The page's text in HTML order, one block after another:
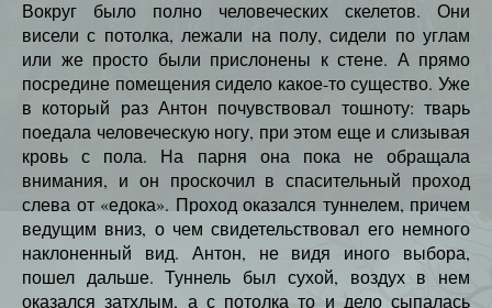
Вокруг было полно человеческих скелетов. Они
висели с потолка, лежали на полу, сидели по углам
или же просто были прислонены к стене. А прямо
посредине помещения сидело какое-то существо. Уже
в который раз Антон почувствовал тошноту: тварь
поедала человеческую ногу, при этом еще и слизывая
кровь с пола. На парня она пока не обращала
внимания, и он проскочил в спасительный проход
слева от «едока». Проход оказался туннелем, причем
ведущим вниз, о чем свидетельствовал его немного
наклоненный вид. Антон, не видя иного выбора,
пошел дальше. Туннель был сухой, воздух в нем
оказался затхлым, а с потолка то и дело сыпалась